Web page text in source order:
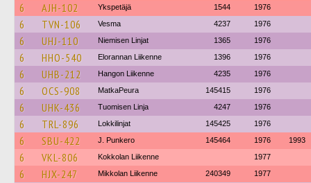
6 AJH-102 Ykspetäjä 1544 1976
6 TVN-106 Vesma 4237 1976
6 UHJ-110 Niemisen Linjat 1365 1976
6 HHO-540 Elorannan Liikenne 1396 1976
6 UHB-212 Hangon Liikenne 4235 1976
6 OCS-908 MatkaPeura 145415 1976
6 UHK-436 Tuomisen Linja 4247 1976
6 TRL-896 Lokkilinjat 145425 1976
6 SBU-422 J. Punkero 145464 1976 1993
6 VKL-806 Kokkolan Liikenne 1977
6 HJX-247 Mikkolan Liikenne 240349 1977